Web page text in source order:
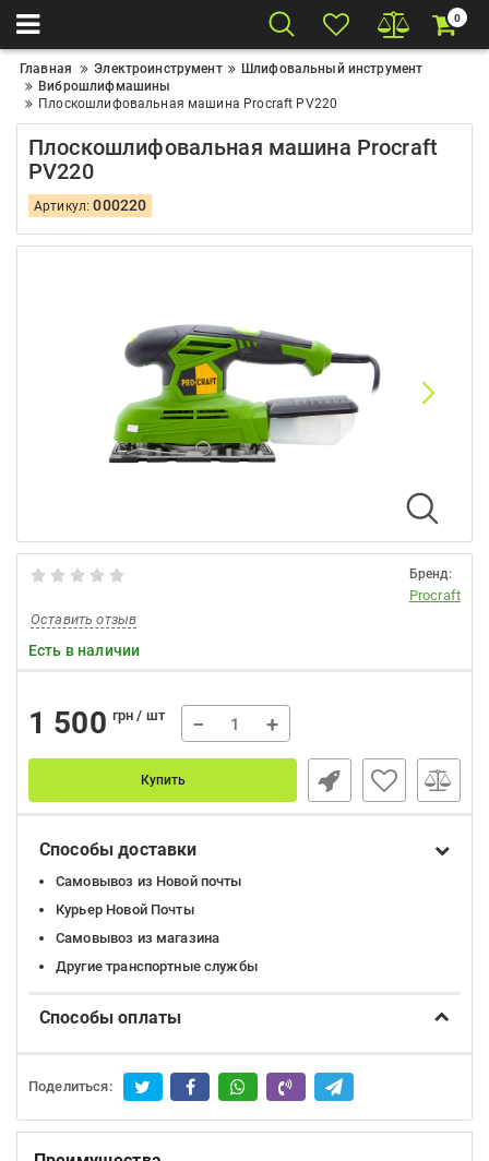
0
Главная Электроинструмент
Шлифовальный инструмент
Виброшлифмашины
Плоскошлифовальная машина Procraft PV220
Плоскошлифовальная машина Procraft
PV220
Артикул:000220
Бренд:
Procraft
Оставить отзыв
Есть в наличии
1 500 грн / шт − +
Купить
Способы доставки
Самовывоз из Новой почты
Курьер Новой Почты
Самовывоз из магазина
Другие транспортные службы
Способы оплаты
Поделиться: